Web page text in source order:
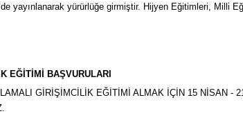
yayınlanarak yürürlüğe girmiştir. Hijyen Eğitimleri, Milli
EĞİTİMİ BAŞVURULARI
GİRİŞİMCİLİK EĞİTİMİ ALMAK İÇİN 15 NİSAN -